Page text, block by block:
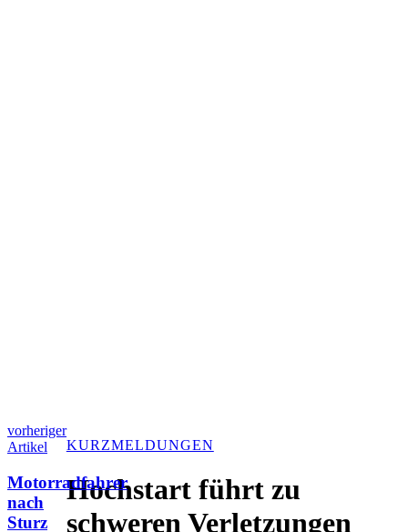
vorheriger
Artikel
Motorradfahrer
nach
Sturz
KURZMELDUNGEN
Hochstart führt zu
schweren Verletzungen